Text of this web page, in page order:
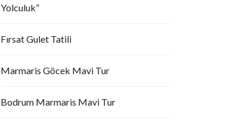
Yolculuk”
Fırsat Gulet Tatili
Marmaris Göcek Mavi Tur
Bodrum Marmaris Mavi Tur